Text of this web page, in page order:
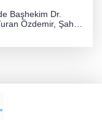
Başhekim Dr.
Özdemir, Şahin